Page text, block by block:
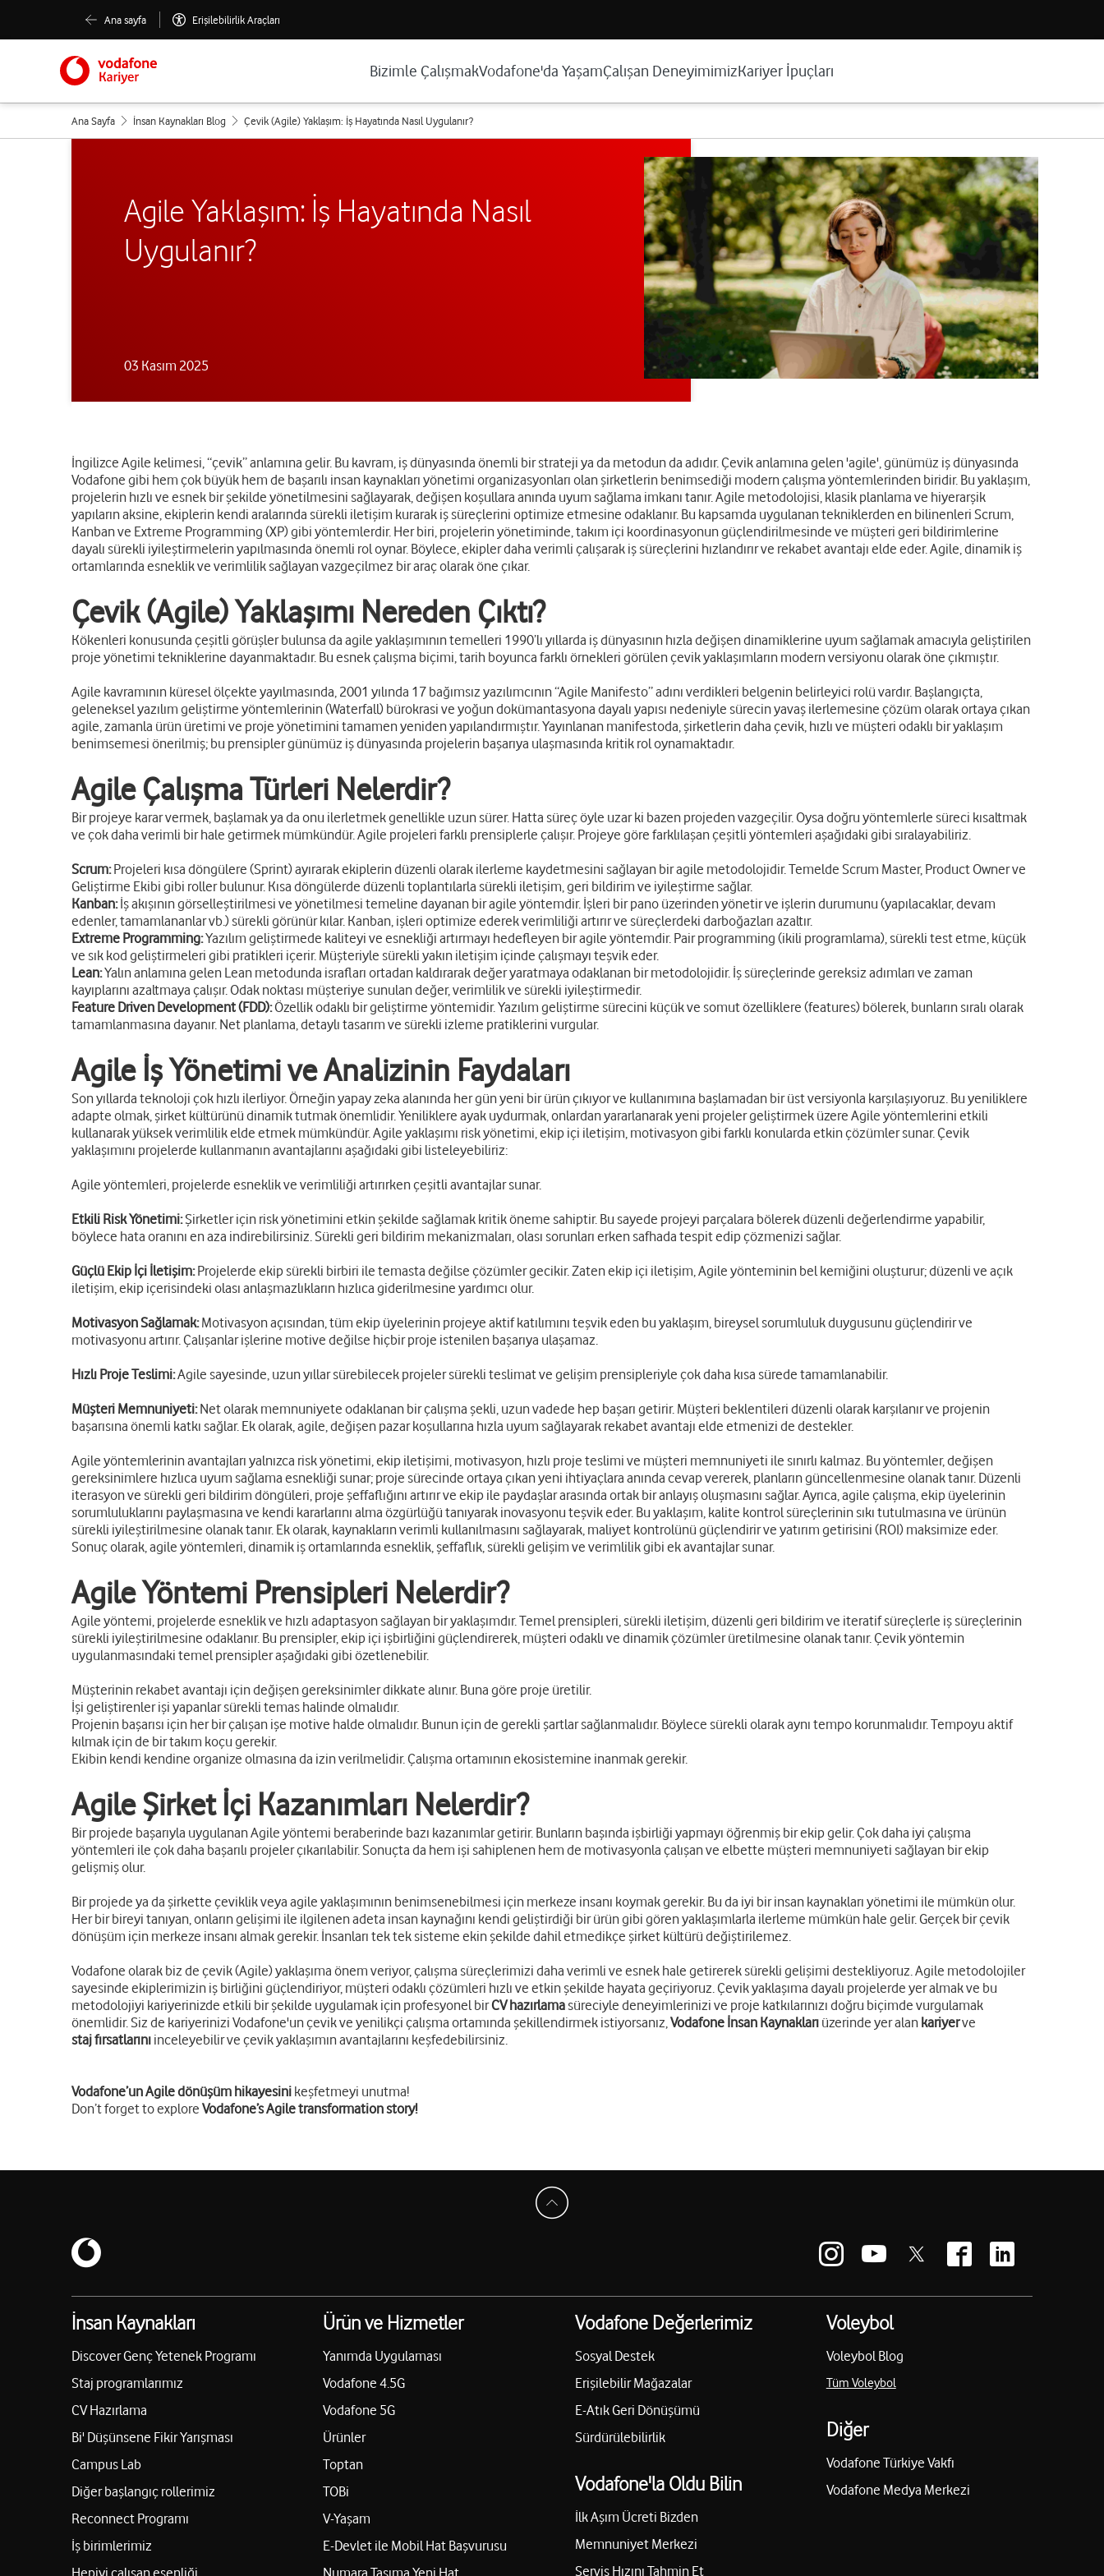
Ana sayfa Erişilebilirlik Araçları
Bizimle ÇalışmakVodafone'da YaşamÇalışan DeneyimimizKariyer İpuçları
Ana Sayfa İnsan Kaynakları Blog Çevik (Agile) Yaklaşım: İş Hayatında Nasıl Uygulanır?
Agile Yaklaşım: İş Hayatında Nasıl
Uygulanır?
03 Kasım 2025
İngilizce Agile kelimesi, “çevik” anlamına gelir. Bu kavram, iş dünyasında önemli bir strateji ya da metodun da adıdır. Çevik anlamına gelen 'agile', günümüz iş dünyasında
Vodafone gibi hem çok büyük hem de başarılı insan kaynakları yönetimi organizasyonları olan şirketlerin benimsediği modern çalışma yöntemlerinden biridir. Bu yaklaşım,
projelerin hızlı ve esnek bir şekilde yönetilmesini sağlayarak, değişen koşullara anında uyum sağlama imkanı tanır. Agile metodolojisi, klasik planlama ve hiyerarşik
yapıların aksine, ekiplerin kendi aralarında sürekli iletişim kurarak iş süreçlerini optimize etmesine odaklanır. Bu kapsamda uygulanan tekniklerden en bilinenleri Scrum,
Kanban ve Extreme Programming (XP) gibi yöntemlerdir. Her biri, projelerin yönetiminde, takım içi koordinasyonun güçlendirilmesinde ve müşteri geri bildirimlerine
dayalı sürekli iyileştirmelerin yapılmasında önemli rol oynar. Böylece, ekipler daha verimli çalışarak iş süreçlerini hızlandırır ve rekabet avantajı elde eder. Agile, dinamik iş
ortamlarında esneklik ve verimlilik sağlayan vazgeçilmez bir araç olarak öne çıkar.
Çevik (Agile) Yaklaşımı Nereden Çıktı?
Kökenleri konusunda çeşitli görüşler bulunsa da agile yaklaşımının temelleri 1990’lı yıllarda iş dünyasının hızla değişen dinamiklerine uyum sağlamak amacıyla geliştirilen
proje yönetimi tekniklerine dayanmaktadır. Bu esnek çalışma biçimi, tarih boyunca farklı örnekleri görülen çevik yaklaşımların modern versiyonu olarak öne çıkmıştır.
Agile kavramının küresel ölçekte yayılmasında, 2001 yılında 17 bağımsız yazılımcının “Agile Manifesto” adını verdikleri belgenin belirleyici rolü vardır. Başlangıçta,
geleneksel yazılım geliştirme yöntemlerinin (Waterfall) bürokrasi ve yoğun dokümantasyona dayalı yapısı nedeniyle sürecin yavaş ilerlemesine çözüm olarak ortaya çıkan
agile, zamanla ürün üretimi ve proje yönetimini tamamen yeniden yapılandırmıştır. Yayınlanan manifestoda, şirketlerin daha çevik, hızlı ve müşteri odaklı bir yaklaşım
benimsemesi önerilmiş; bu prensipler günümüz iş dünyasında projelerin başarıya ulaşmasında kritik rol oynamaktadır.
Agile Çalışma Türleri Nelerdir?
Bir projeye karar vermek, başlamak ya da onu ilerletmek genellikle uzun sürer. Hatta süreç öyle uzar ki bazen projeden vazgeçilir. Oysa doğru yöntemlerle süreci kısaltmak
ve çok daha verimli bir hale getirmek mümkündür. Agile projeleri farklı prensiplerle çalışır. Projeye göre farklılaşan çeşitli yöntemleri aşağıdaki gibi sıralayabiliriz.
Scrum:Projeleri kısa döngülere (Sprint) ayırarak ekiplerin düzenli olarak ilerleme kaydetmesini sağlayan bir agile metodolojidir. Temelde Scrum Master, Product Owner ve
Geliştirme Ekibi gibi roller bulunur. Kısa döngülerde düzenli toplantılarla sürekli iletişim, geri bildirim ve iyileştirme sağlar.
Kanban:İş akışının görselleştirilmesi ve yönetilmesi temeline dayanan bir agile yöntemdir. İşleri bir pano üzerinden yönetir ve işlerin durumunu (yapılacaklar, devam
edenler, tamamlananlar vb.) sürekli görünür kılar. Kanban, işleri optimize ederek verimliliği artırır ve süreçlerdeki darboğazları azaltır.
Extreme Programming:Yazılım geliştirmede kaliteyi ve esnekliği artırmayı hedefleyen bir agile yöntemdir. Pair programming (ikili programlama), sürekli test etme, küçük
ve sık kod geliştirmeleri gibi pratikleri içerir. Müşteriyle sürekli yakın iletişim içinde çalışmayı teşvik eder.
Lean:Yalın anlamına gelen Lean metodunda israfları ortadan kaldırarak değer yaratmaya odaklanan bir metodolojidir. İş süreçlerinde gereksiz adımları ve zaman
kayıplarını azaltmaya çalışır. Odak noktası müşteriye sunulan değer, verimlilik ve sürekli iyileştirmedir.
Feature Driven Development (FDD):Özellik odaklı bir geliştirme yöntemidir. Yazılım geliştirme sürecini küçük ve somut özelliklere (features) bölerek, bunların sıralı olarak
tamamlanmasına dayanır. Net planlama, detaylı tasarım ve sürekli izleme pratiklerini vurgular.
Agile İş Yönetimi ve Analizinin Faydaları
Son yıllarda teknoloji çok hızlı ilerliyor. Örneğin yapay zeka alanında her gün yeni bir ürün çıkıyor ve kullanımına başlamadan bir üst versiyonla karşılaşıyoruz. Bu yeniliklere
adapte olmak, şirket kültürünü dinamik tutmak önemlidir. Yeniliklere ayak uydurmak, onlardan yararlanarak yeni projeler geliştirmek üzere Agile yöntemlerini etkili
kullanarak yüksek verimlilik elde etmek mümkündür. Agile yaklaşımı risk yönetimi, ekip içi iletişim, motivasyon gibi farklı konularda etkin çözümler sunar. Çevik
yaklaşımını projelerde kullanmanın avantajlarını aşağıdaki gibi listeleyebiliriz:
Agile yöntemleri, projelerde esneklik ve verimliliği artırırken çeşitli avantajlar sunar.
Etkili Risk Yönetimi:Şirketler için risk yönetimini etkin şekilde sağlamak kritik öneme sahiptir. Bu sayede projeyi parçalara bölerek düzenli değerlendirme yapabilir,
böylece hata oranını en aza indirebilirsiniz. Sürekli geri bildirim mekanizmaları, olası sorunları erken safhada tespit edip çözmenizi sağlar.
Güçlü Ekip İçi İletişim:Projelerde ekip sürekli birbiri ile temasta değilse çözümler gecikir. Zaten ekip içi iletişim, Agile yönteminin bel kemiğini oluşturur; düzenli ve açık
iletişim, ekip içerisindeki olası anlaşmazlıkların hızlıca giderilmesine yardımcı olur.
Motivasyon Sağlamak:Motivasyon açısından, tüm ekip üyelerinin projeye aktif katılımını teşvik eden bu yaklaşım, bireysel sorumluluk duygusunu güçlendirir ve
motivasyonu artırır. Çalışanlar işlerine motive değilse hiçbir proje istenilen başarıya ulaşamaz.
Hızlı Proje Teslimi:Agile sayesinde, uzun yıllar sürebilecek projeler sürekli teslimat ve gelişim prensipleriyle çok daha kısa sürede tamamlanabilir.
Müşteri Memnuniyeti:Net olarak memnuniyete odaklanan bir çalışma şekli, uzun vadede hep başarı getirir. Müşteri beklentileri düzenli olarak karşılanır ve projenin
başarısına önemli katkı sağlar. Ek olarak, agile, değişen pazar koşullarına hızla uyum sağlayarak rekabet avantajı elde etmenizi de destekler.
Agile yöntemlerinin avantajları yalnızca risk yönetimi, ekip iletişimi, motivasyon, hızlı proje teslimi ve müşteri memnuniyeti ile sınırlı kalmaz. Bu yöntemler, değişen
gereksinimlere hızlıca uyum sağlama esnekliği sunar; proje sürecinde ortaya çıkan yeni ihtiyaçlara anında cevap vererek, planların güncellenmesine olanak tanır. Düzenli
iterasyon ve sürekli geri bildirim döngüleri, proje şeffaflığını artırır ve ekip ile paydaşlar arasında ortak bir anlayış oluşmasını sağlar. Ayrıca, agile çalışma, ekip üyelerinin
sorumluluklarını paylaşmasına ve kendi kararlarını alma özgürlüğü tanıyarak inovasyonu teşvik eder. Bu yaklaşım, kalite kontrol süreçlerinin sıkı tutulmasına ve ürünün
sürekli iyileştirilmesine olanak tanır. Ek olarak, kaynakların verimli kullanılmasını sağlayarak, maliyet kontrolünü güçlendirir ve yatırım getirisini (ROI) maksimize eder.
Sonuç olarak, agile yöntemleri, dinamik iş ortamlarında esneklik, şeffaflık, sürekli gelişim ve verimlilik gibi ek avantajlar sunar.
Agile Yöntemi Prensipleri Nelerdir?
Agile yöntemi, projelerde esneklik ve hızlı adaptasyon sağlayan bir yaklaşımdır. Temel prensipleri, sürekli iletişim, düzenli geri bildirim ve iteratif süreçlerle iş süreçlerinin
sürekli iyileştirilmesine odaklanır. Bu prensipler, ekip içi işbirliğini güçlendirerek, müşteri odaklı ve dinamik çözümler üretilmesine olanak tanır. Çevik yöntemin
uygulanmasındaki temel prensipler aşağıdaki gibi özetlenebilir.
Müşterinin rekabet avantajı için değişen gereksinimler dikkate alınır. Buna göre proje üretilir.
İşi geliştirenler işi yapanlar sürekli temas halinde olmalıdır.
Projenin başarısı için her bir çalışan işe motive halde olmalıdır. Bunun için de gerekli şartlar sağlanmalıdır. Böylece sürekli olarak aynı tempo korunmalıdır. Tempoyu aktif
kılmak için de bir takım koçu gerekir.
Ekibin kendi kendine organize olmasına da izin verilmelidir. Çalışma ortamının ekosistemine inanmak gerekir.
Agile Şirket İçi Kazanımları Nelerdir?
Bir projede başarıyla uygulanan Agile yöntemi beraberinde bazı kazanımlar getirir. Bunların başında işbirliği yapmayı öğrenmiş bir ekip gelir. Çok daha iyi çalışma
yöntemleri ile çok daha başarılı projeler çıkarılabilir. Sonuçta da hem işi sahiplenen hem de motivasyonla çalışan ve elbette müşteri memnuniyeti sağlayan bir ekip
gelişmiş olur.
Bir projede ya da şirkette çeviklik veya agile yaklaşımının benimsenebilmesi için merkeze insanı koymak gerekir. Bu da iyi bir insan kaynakları yönetimi ile mümkün olur.
Her bir bireyi tanıyan, onların gelişimi ile ilgilenen adeta insan kaynağını kendi geliştirdiği bir ürün gibi gören yaklaşımlarla ilerleme mümkün hale gelir. Gerçek bir çevik
dönüşüm için merkeze insanı almak gerekir. İnsanları tek tek sisteme ekin şekilde dahil etmedikçe şirket kültürü değiştirilemez.
Vodafone olarak biz de çevik (Agile) yaklaşıma önem veriyor, çalışma süreçlerimizi daha verimli ve esnek hale getirerek sürekli gelişimi destekliyoruz. Agile metodolojiler
sayesinde ekiplerimizin iş birliğini güçlendiriyor, müşteri odaklı çözümleri hızlı ve etkin şekilde hayata geçiriyoruz. Çevik yaklaşıma dayalı projelerde yer almak ve bu
metodolojiyi kariyerinizde etkili bir şekilde uygulamak için profesyonel birCV hazırlama süreciyle deneyimlerinizi ve proje katkılarınızı doğru biçimde vurgulamak
önemlidir. Siz de kariyerinizi Vodafone'un çevik ve yenilikçi çalışma ortamında şekillendirmek istiyorsanız,Vodafone İnsan Kaynakları üzerinde yer alan kariyerve
staj fırsatlarını inceleyebilir ve çevik yaklaşımın avantajlarını keşfedebilirsiniz.
Vodafone’un Agile dönüşüm hikayesini keşfetmeyi unutma!
Don’t forget to explore Vodafone’s Agile transformation story!
İnsan Kaynakları
Discover Genç Yetenek Programı
Staj programlarımız
CV Hazırlama
Bi' Düşünsene Fikir Yarışması
Campus Lab
Diğer başlangıç rollerimiz
Reconnect Programı
İş birimlerimiz
Hepiyi çalışan esenliği
Ürün ve Hizmetler
Yanımda Uygulaması
Vodafone 4.5G
Vodafone 5G
Ürünler
Toptan
TOBi
V-Yaşam
E-Devlet ile Mobil Hat Başvurusu
Numara Taşıma Yeni Hat
Vodafone Değerlerimiz
Sosyal Destek
Erişilebilir Mağazalar
E-Atık Geri Dönüşümü
Sürdürülebilirlik
Vodafone'la Oldu Bilin
İlk Aşım Ücreti Bizden
Memnuniyet Merkezi
Servis Hızını Tahmin Et
Voleybol
Voleybol Blog
Tüm Voleybol
Diğer
Vodafone Türkiye Vakfı
Vodafone Medya Merkezi